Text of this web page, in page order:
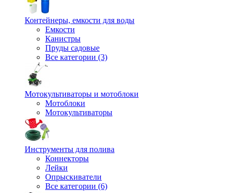
Контейнеры, емкости для воды
Емкости
Канистры
Пруды садовые
Все категории (3)
Мотокультиваторы и мотоблоки
Мотоблоки
Мотокультиваторы
Инструменты для полива
Коннекторы
Лейки
Опрыскиватели
Все категории (6)